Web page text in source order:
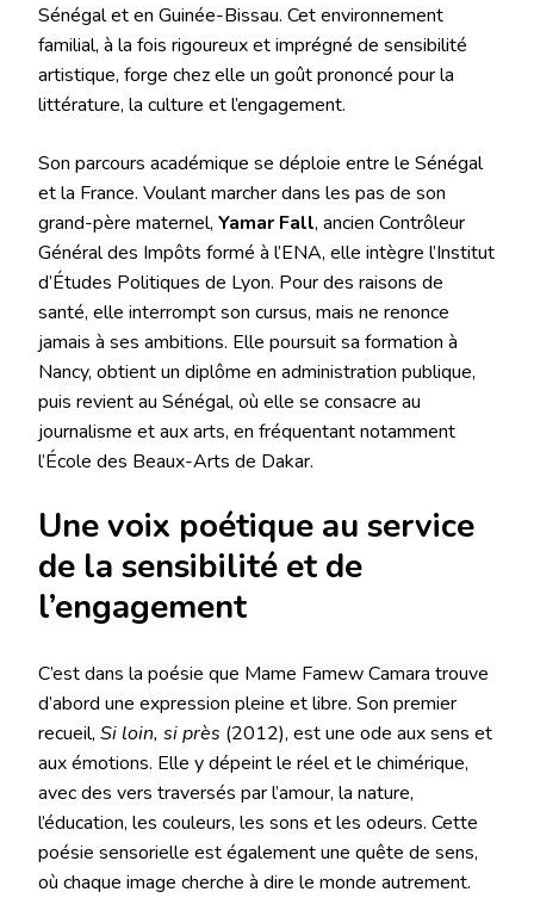
Sénégal et en Guinée-Bissau. Cet environnement
familial, à la fois rigoureux et imprégné de sensibilité
artistique, forge chez elle un goût prononcé pour la
littérature, la culture et l’engagement.
Son parcours académique se déploie entre le Sénégal
et la France. Voulant marcher dans les pas de son
grand-père maternel, Yamar Fall, ancien Contrôleur
Général des Impôts formé à l’ENA, elle intègre l’Institut
d’Études Politiques de Lyon. Pour des raisons de
santé, elle interrompt son cursus, mais ne renonce
jamais à ses ambitions. Elle poursuit sa formation à
Nancy, obtient un diplôme en administration publique,
puis revient au Sénégal, où elle se consacre au
journalisme et aux arts, en fréquentant notamment
l’École des Beaux-Arts de Dakar.
Une voix poétique au service
de la sensibilité et de
l’engagement
C’est dans la poésie que Mame Famew Camara trouve
d’abord une expression pleine et libre. Son premier
recueil, Si loin, si près (2012), est une ode aux sens et
aux émotions. Elle y dépeint le réel et le chimérique,
avec des vers traversés par l’amour, la nature,
l’éducation, les couleurs, les sons et les odeurs. Cette
poésie sensorielle est également une quête de sens,
où chaque image cherche à dire le monde autrement.